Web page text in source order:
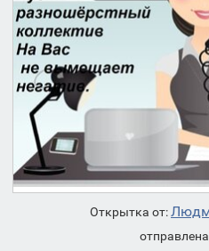
Открытка от: